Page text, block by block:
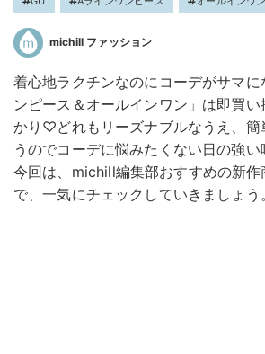
michill ファッション
着心地ラクチンなのにコーデがサマに
ンピース＆オールインワン」は即買
かり♡どれもリーズナブルなうえ、簡
うのでコーデに悩みたくない日の強
今回は、michill編集部おすすめの新作
で、一気にチェックしていきましょう。